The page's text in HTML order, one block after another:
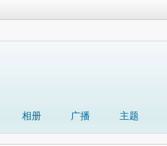
相册 广播 主题